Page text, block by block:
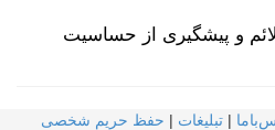
و پیشگیری از حساسیت
| تبلیغات | حفظ حریم شخصی